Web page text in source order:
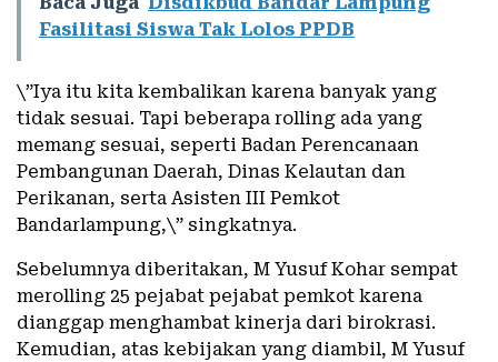
Fasilitasi Siswa Tak Lolos PPDB
\”Iya itu kita kembalikan karena banyak yang
tidak sesuai. Tapi beberapa rolling ada yang
memang sesuai, seperti Badan Perencanaan
Pembangunan Daerah, Dinas Kelautan dan
Perikanan, serta Asisten III Pemkot
Bandarlampung,\” singkatnya.
Sebelumnya diberitakan, M Yusuf Kohar sempat
merolling 25 pejabat pejabat pemkot karena
dianggap menghambat kinerja dari birokrasi.
Kemudian, atas kebijakan yang diambil, M Yusuf